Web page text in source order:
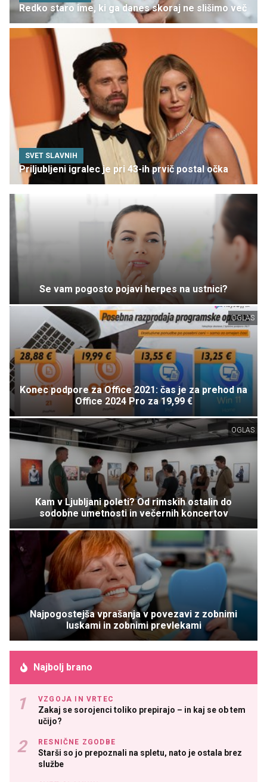
Redko staro ime, ki ga danes skoraj ne slišimo več
SVET SLAVNIH
Priljubljeni igralec je pri 43-ih prvič postal očka
Se vam pogosto pojavi herpes na ustnici?
OGLAS
Konec podpore za Office 2021: čas je za prehod na
Office 2024 Pro za 19,99 €
OGLAS
Kam v Ljubljani poleti? Od rimskih ostalin do
sodobne umetnosti in večernih koncertov
Najpogostejša vprašanja v povezavi z zobnimi
luskami in zobnimi prevlekami
Najbolj brano
VZGOJA IN VRTEC
Zakaj se sorojenci toliko prepirajo – in kaj se ob tem
učijo?
RESNIČNE ZGODBE
Starši so jo prepoznali na spletu, nato je ostala brez
službe